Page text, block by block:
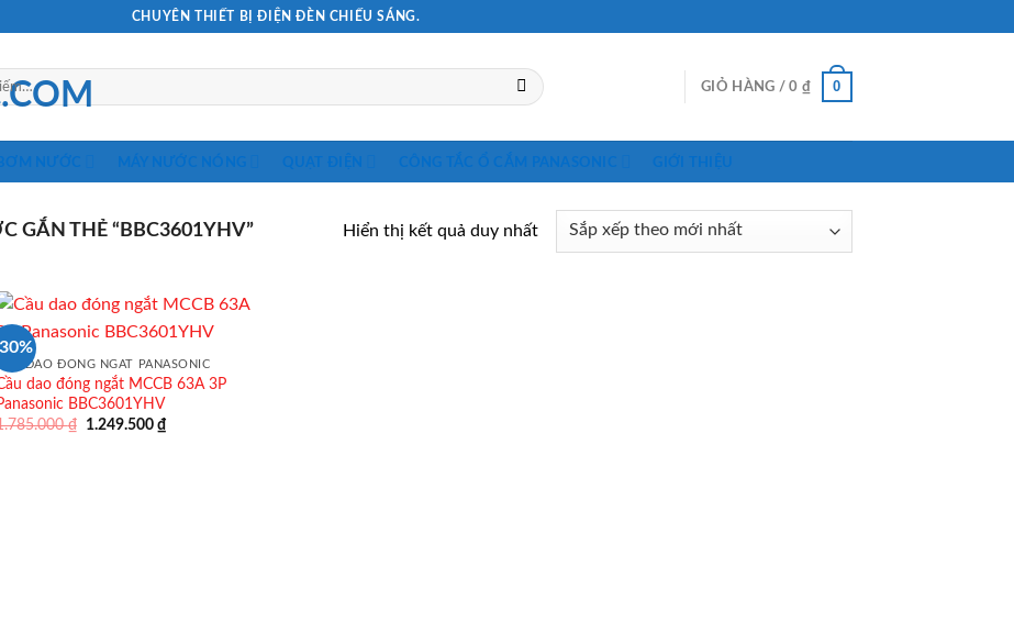
CHUYÊN THIẾT BỊ ĐIỆN ĐÈN CHIẾU SÁNG.
GIỎ HÀNG /0 ₫ 0
NƯỚC MÁY NƯỚC NÓNG QUẠT ĐIỆN CÔNG TẮC Ổ CẮM PANASONIC GIỚI THIỆU
GẮN THẺ “BBC3601YHV” Hiển thị kết quả duy nhất
DAO ĐÓNG NGẮT PANASONIC
dao đóng ngắt MCCB 63A 3P
BBC3601YHV
₫
Giá
1.249.500₫